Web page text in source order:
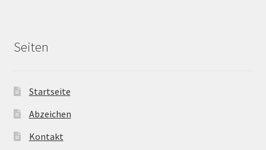
Seiten
Startseite
Abzeichen
Kontakt